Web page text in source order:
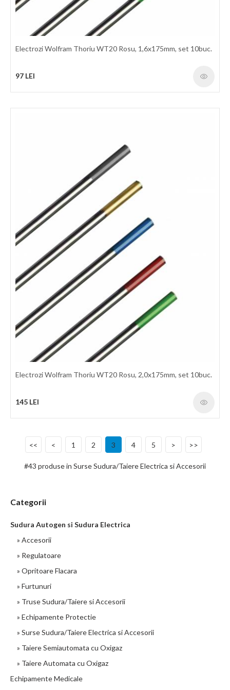
Electrozi Wolfram Pur WP20 Verde, 3,2x175mm, set 10buc.
Electrozi din wolfram pur 99.97% Diametru: 3.2 mm
Caracteristici: sudare aliaje aluminiu, magneziu si nichel;
stabilitate a arcului de sudura, amorsare buna; ​curent alternativ;
simbol codificare WP, culoare verde.
Electrozi Wolfram Thoriu WT20 Rosu, 1,6x175mm, set 10buc.
97 LEI
Electrozi Wolfram Thoriu WT20 Rosu, 2,0x175mm, set 10buc.
145 LEI
<< < 1 2 3 4 5 > >>
#43 produse in Surse Sudura/Taiere Electrica si Accesorii
Categorii
Sudura Autogen si Sudura Electrica
» Accesorii
» Regulatoare
» Opritoare Flacara
» Furtunuri
» Truse Sudura/Taiere si Accesorii
» Echipamente Protectie
» Surse Sudura/Taiere Electrica si Accesorii
» Taiere Semiautomata cu Oxigaz
» Taiere Automata cu Oxigaz
Echipamente Medicale